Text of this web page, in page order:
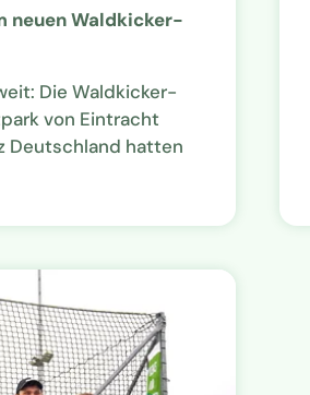
neuen Waldkicker-
Die Waldkicker-
von Eintracht
Deutschland hatten